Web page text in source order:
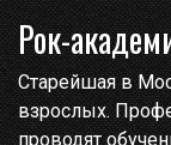
Рок-
Старейшая в
взрослых.
проводят